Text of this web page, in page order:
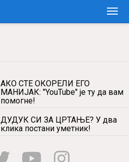
АКО СТЕ ОКОРЕЛИ ЕГО
МАНИЈАК: "YouTube" је ту да вам
помогне!
ДУДУК СИ ЗА ЦРТАЊЕ? У два
клика постани уметник!